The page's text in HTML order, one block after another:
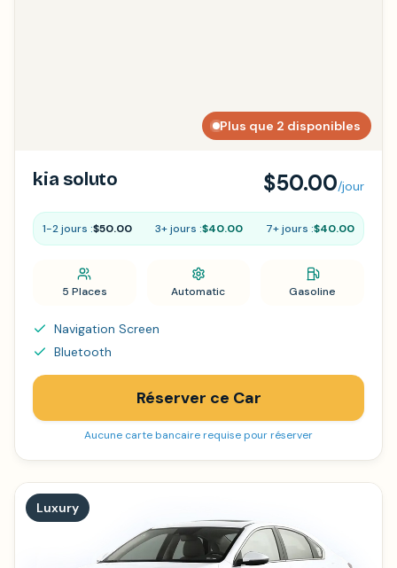
Plus que 2 disponibles
kia soluto $50.00/jour
1-2 jours :$50.00 3+ jours :$40.00 7+ jours :$40.00
5 Places Automatic Gasoline
Navigation Screen
Bluetooth
Réserver ce Car
Aucune carte bancaire requise pour réserver
Luxury